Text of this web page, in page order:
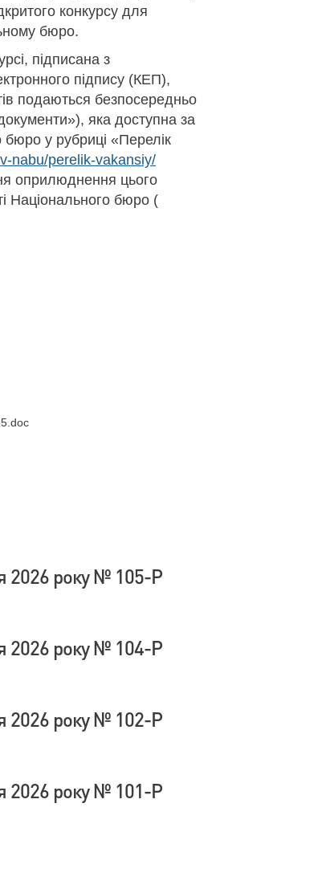
конкурсу для
бюро.
підписана з
підпису (КЕП),
подаються безпосередньо
яка доступна за
у рубриці «Перелік
nabu/perelik-vakansiy/
оприлюднення цього
Національного бюро (
2026 року № 105-Р
2026 року № 104-Р
2026 року № 102-Р
2026 року № 101-Р